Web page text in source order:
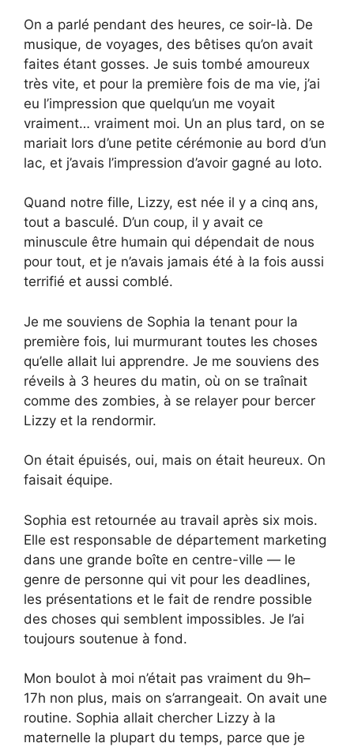
On a parlé pendant des heures, ce soir-là. De
musique, de voyages, des bêtises qu’on avait
faites étant gosses. Je suis tombé amoureux
très vite, et pour la première fois de ma vie, j’ai
eu l’impression que quelqu’un me voyait
vraiment… vraiment moi. Un an plus tard, on se
mariait lors d’une petite cérémonie au bord d’un
lac, et j’avais l’impression d’avoir gagné au loto.
Quand notre fille, Lizzy, est née il y a cinq ans,
tout a basculé. D’un coup, il y avait ce
minuscule être humain qui dépendait de nous
pour tout, et je n’avais jamais été à la fois aussi
terrifié et aussi comblé.
Je me souviens de Sophia la tenant pour la
première fois, lui murmurant toutes les choses
qu’elle allait lui apprendre. Je me souviens des
réveils à 3 heures du matin, où on se traînait
comme des zombies, à se relayer pour bercer
Lizzy et la rendormir.
On était épuisés, oui, mais on était heureux. On
faisait équipe.
Sophia est retournée au travail après six mois.
Elle est responsable de département marketing
dans une grande boîte en centre-ville — le
genre de personne qui vit pour les deadlines,
les présentations et le fait de rendre possible
des choses qui semblent impossibles. Je l’ai
toujours soutenue à fond.
Mon boulot à moi n’était pas vraiment du 9h–
17h non plus, mais on s’arrangeait. On avait une
routine. Sophia allait chercher Lizzy à la
maternelle la plupart du temps, parce que je